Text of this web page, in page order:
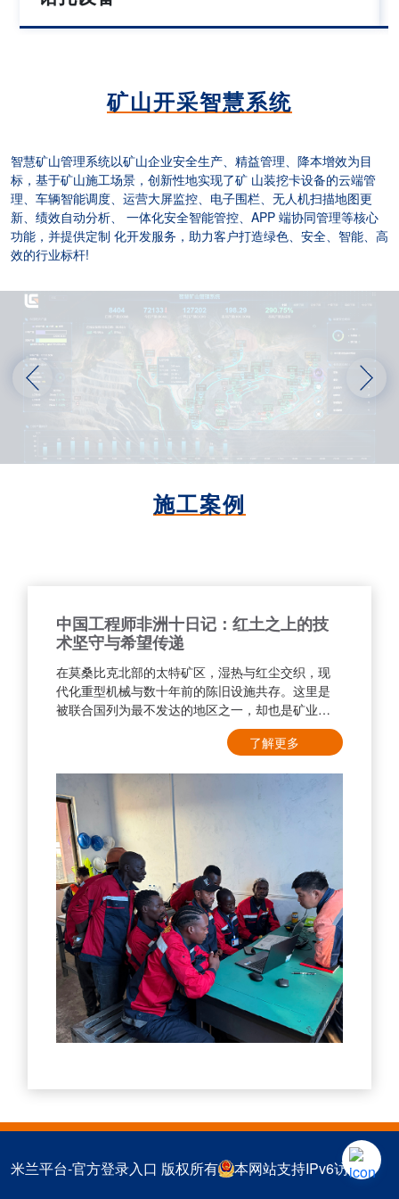
矿山开采智慧系统
智慧矿山管理系统以矿山企业安全生产、精益管理、降本增效为目
标，基于矿山施工场景，创新性地实现了矿 山装挖卡设备的云端管
理、车辆智能调度、运营大屏监控、电子围栏、无人机扫描地图更
新、绩效自动分析、 一体化安全智能管控、APP 端协同管理等核心
功能，并提供定制 化开发服务，助力客户打造绿色、安全、智能、高
效的行业标杆!
施工案例
中国工程师非洲十日记：红土之上的技
术坚守与希望传递
在莫桑比克北部的太特矿区，湿热与红尘交织，现
代化重型机械与数十年前的陈旧设施共存。这里是
被联合国列为最不发达的地区之一，却也是矿业蓬
了解更多
米兰平台-官方登录入口 版权所有 本网站支持IPv6访问